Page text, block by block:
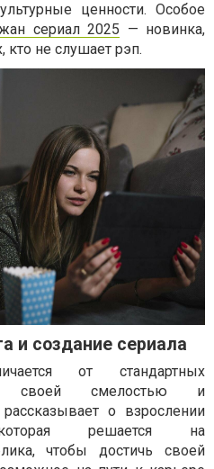
ценности. Особое
сериал 2025 — новинка,
кто не слушает рэп.
и создание сериала
от стандартных
своей смелостью и
о взрослении
которая решается на
чтобы достичь своей